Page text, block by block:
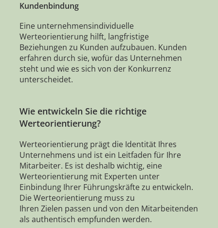
Kundenbindung
Eine unternehmensindividuelle
Werteorientierung hilft, langfristige
Beziehungen zu Kunden aufzubauen. Kunden
erfahren durch sie, wofür das Unternehmen
steht und wie es sich von der Konkurrenz
unterscheidet.
Wie entwickeln Sie die richtige
Werteorientierung?
Werteorientierung prägt die Identität Ihres
Unternehmens und ist ein Leitfaden für Ihre
Mitarbeiter. Es ist deshalb wichtig, eine
Werteorientierung mit Experten unter
Einbindung Ihrer Führungskräfte zu entwickeln.
Die Werteorientierung muss zu
Ihren Zielen passen und von den Mitarbeitenden
als authentisch empfunden werden.